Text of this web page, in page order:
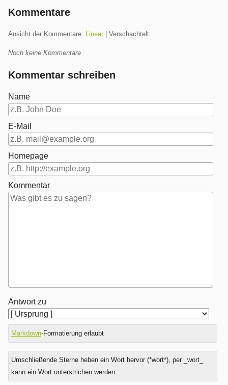
Kommentare
Ansicht der Kommentare: Linear| Verschachtelt
Noch keine Kommentare
Kommentar schreiben
Name
E-Mail
Homepage
Kommentar
Antwort zu
Markdown-Formatierung erlaubt
Umschließende Sterne heben ein Wort hervor (*wort*), per _wort_
kann ein Wort unterstrichen werden.